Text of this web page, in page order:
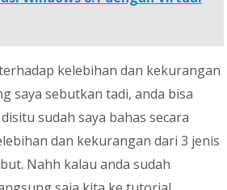
kelebihan dan kekurangan
saya sebutkan tadi, anda bisa
disitu sudah saya bahas secara
dan kekurangan dari 3 jenis
Nahh kalau anda sudah